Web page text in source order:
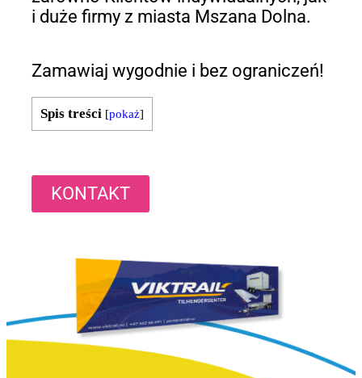
i duże firmy z miasta Mszana Dolna.
Zamawiaj wygodnie i bez ograniczeń!
Spis treści [pokaż]
KONTAKT